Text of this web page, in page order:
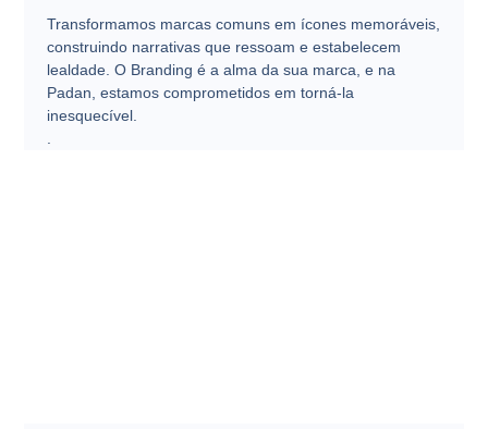
Transformamos marcas comuns em ícones memoráveis,
construindo narrativas que ressoam e estabelecem
lealdade. O Branding é a alma da sua marca, e na
Padan, estamos comprometidos em torná-la
inesquecível.